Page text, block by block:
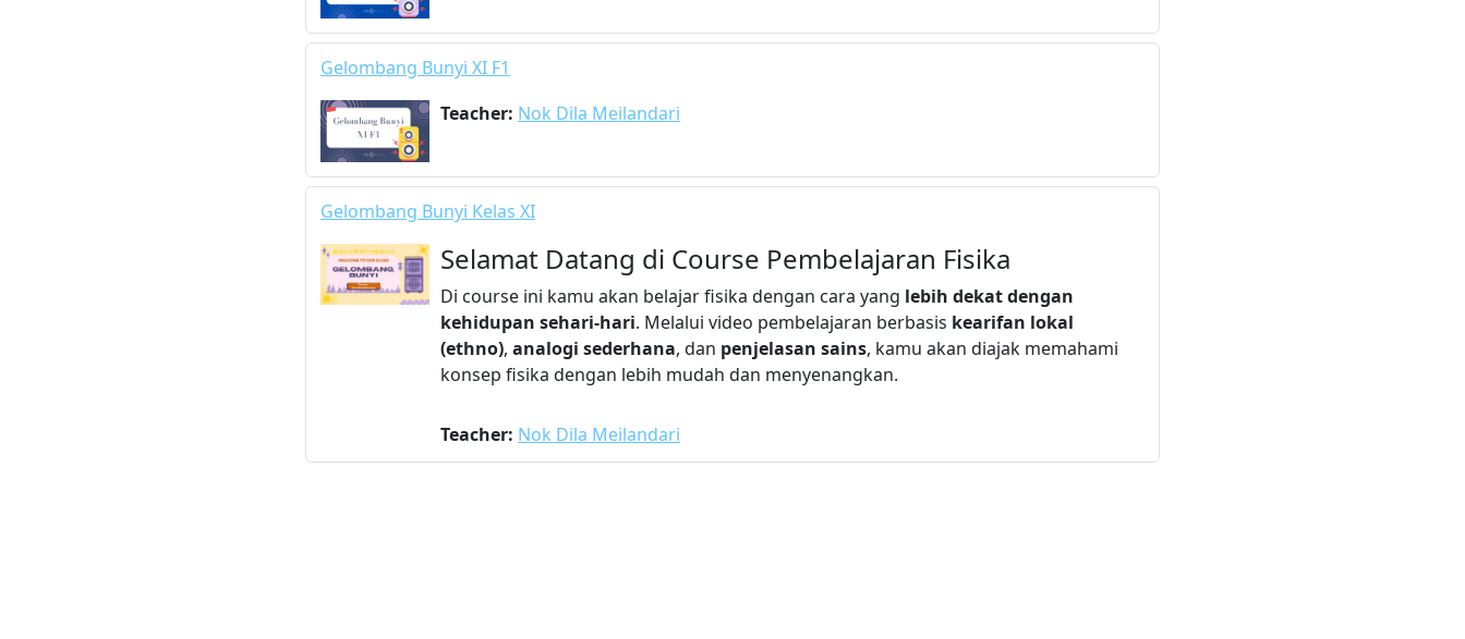
Gelombang Bunyi XI F1
Teacher: Nok Dila Meilandari
Gelombang Bunyi Kelas XI
Selamat Datang di Course Pembelajaran Fisika
Di course ini kamu akan belajar fisika dengan cara yang lebih dekat dengan
kehidupan sehari-hari. Melalui video pembelajaran berbasis kearifan lokal
(ethno), analogi sederhana, dan penjelasan sains, kamu akan diajak memahami
konsep fisika dengan lebih mudah dan menyenangkan.
Teacher: Nok Dila Meilandari